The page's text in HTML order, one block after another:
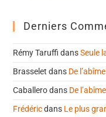
Derniers
Rémy Taruffi dansSeule
Brasselet dans De
Caballerodans De
Frédéricdans Le plus